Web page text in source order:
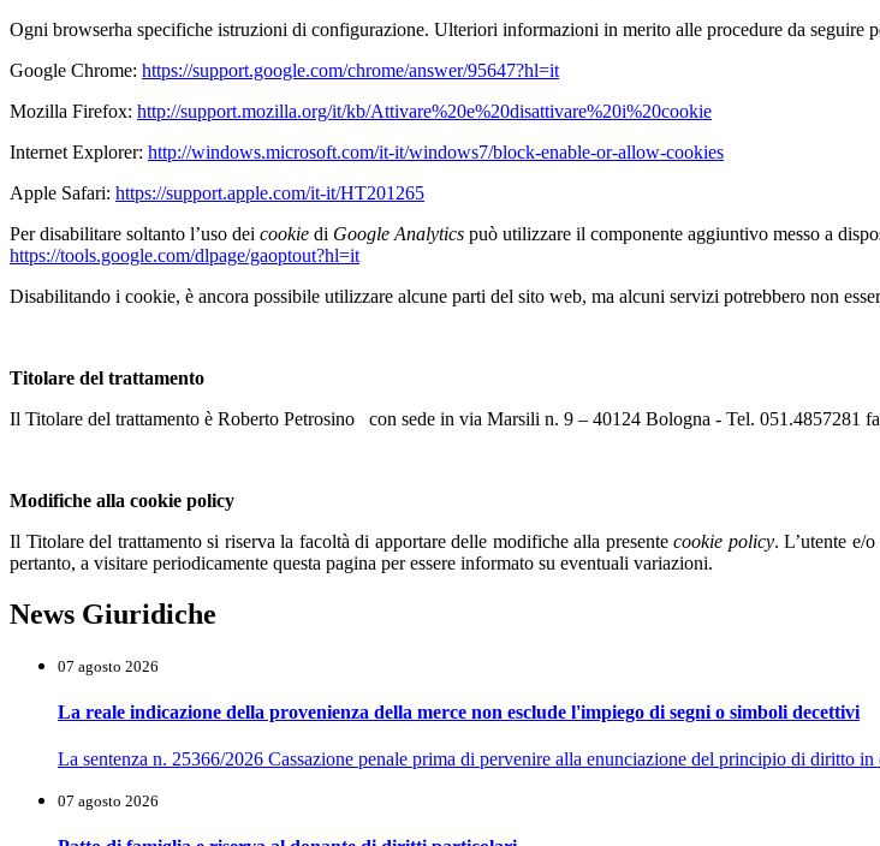
Ogni browserha specifiche istruzioni di configurazione. Ulteriori informazioni in merito alle procedure da seguire
Google Chrome: https://support.google.com/chrome/answer/95647?hl=it
Mozilla Firefox: http://support.mozilla.org/it/kb/Attivare%20e%20disattivare%20i%20cookie
Internet Explorer: http://windows.microsoft.com/it-it/windows7/block-enable-or-allow-cookies
Apple Safari: https://support.apple.com/it-it/HT201265
Per disabilitare soltanto l’uso dei cookie di Google Analytics può utilizzare il componente aggiuntivo messo a
https://tools.google.com/dlpage/gaoptout?hl=it
Disabilitando i cookie, è ancora possibile utilizzare alcune parti del sito web, ma alcuni servizi potrebbero non
Titolare del trattamento
Il Titolare del trattamento è Roberto Petrosino con sede in via Marsili n. 9 – 40124 Bologna - Tel. 051.4857281
Modifiche alla cookie policy
Il Titolare del trattamento si riserva la facoltà di apportare delle modifiche alla presente cookie policy. L’utente e/
pertanto, a visitare periodicamente questa pagina per essere informato su eventuali variazioni.
News Giuridiche
07 agosto 2026
La reale indicazione della provenienza della merce non esclude l'impiego di segni o simboli decettivi
La sentenza n. 25366/2026 Cassazione penale prima di pervenire alla enunciazione del principio di diritto
07 agosto 2026